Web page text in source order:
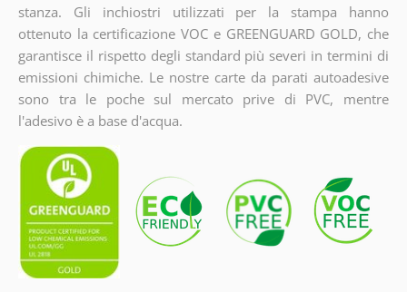
stanza. Gli inchiostri utilizzati per la stampa hanno
ottenuto la certificazione VOC e GREENGUARD GOLD, che
garantisce il rispetto degli standard più severi in termini di
emissioni chimiche. Le nostre carte da parati autoadesive
sono tra le poche sul mercato prive di PVC, mentre
l'adesivo è a base d'acqua.